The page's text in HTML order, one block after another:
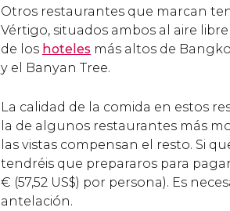
Otros restaurantes que marcan
Vértigo, situados ambos al aire
de los hoteles más altos de
y el Banyan Tree.
La calidad de la comida en estos
la de algunos restaurantes más
las vistas compensan el resto. Si
tendréis que prepararos para
€ (57,52 US$) por persona). Es
antelación.